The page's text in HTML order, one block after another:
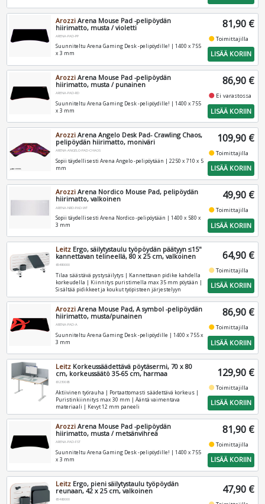
Arozzi Arena Mouse Pad -pelipöydän
hiirimatto, musta / violetti
ARENA-PAD-PP
Suunniteltu Arena Gaming Desk -pelipöydille! | 1400 x 755
x 3 mm
81,90 €
fiber_manual_recordToimittajilla
LISÄÄ KORIIN
Arozzi Arena Mouse Pad -pelipöydän
hiirimatto, musta / punainen
ARENA-PAD-RD
Suunniteltu Arena Gaming Desk -pelipöydille! | 1400 x 755
x 3 mm
86,90 €
fiber_manual_record Ei varastossa
LISÄÄ KORIIN
Arozzi Arena Angelo Desk Pad- Crawling Chaos,
pelipöydän hiirimatto, moniväri
ARENA-ANGELO-PAD-CHAOS
Sopii täydellisesti Arena Angelo -pelipöytään | 2250 x 710 x 5
mm
109,90 €
fiber_manual_recordToimittajilla
LISÄÄ KORIIN
Arozzi Arena Nordico Mouse Pad, pelipöydän
hiirimatto, valkoinen
ARENA-NRD-PAD-WT
Sopii täydellisesti Arena Nordico -pelipöytään | 1400 x 580 x
3 mm
49,90 €
fiber_manual_recordToimittajilla
LISÄÄ KORIIN
Leitz Ergo, säilytystaulu työpöydän päätyyn ≤15"
kannettavan telineellä, 80 x 25 cm, valkoinen
65490000
Tilaa säästävä pystysäilytys | Kannettavan pidike kahdella
korkeudella | Kiinnitys puristimella max 35 mm pöytään |
Sisältää pidikkeet ja koukut työpisteen järjestelyyn
64,90 €
fiber_manual_recordToimittajilla
LISÄÄ KORIIN
Arozzi Arena Mouse Pad, A symbol -pelipöydän
hiirimatto, musta/punainen
ARENA-PAD-A
Suunniteltu Arena Gaming Desk -pelipöydille | 1400 x 755 x
3 mm
86,90 €
fiber_manual_recordToimittajilla
LISÄÄ KORIIN
Leitz Korkeussäädettävä pöytäsermi, 70 x 80
cm, korkeussäätö 35-65 cm, harmaa
61230085
Aktiivinen työrauha | Portaattomasti säädettävä korkeus |
Puristinkiinnitys max 30 mm | Ääntä vaimentava
materiaali | Kevyt 12 mm paneeli
129,90 €
fiber_manual_recordToimittajilla
LISÄÄ KORIIN
Arozzi Arena Mouse Pad -pelipöydän
hiirimatto, musta / metsänvihreä
ARENA-PAD-FST
Suunniteltu Arena Gaming Desk -pelipöydille! | 1400 x 755
x 3 mm
81,90 €
fiber_manual_recordToimittajilla
LISÄÄ KORIIN
Leitz Ergo, pieni säilytystaulu työpöydän
reunaan, 42 x 25 cm, valkoinen
65480000
47,90 €